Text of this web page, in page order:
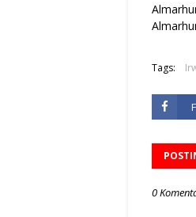
Tags:
0